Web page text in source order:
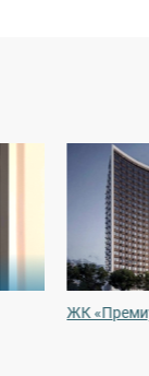
ЖК «Премиум»